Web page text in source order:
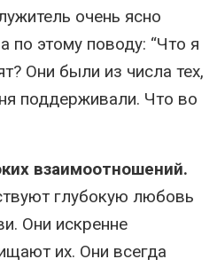
очень ясно
по этому поводу: “Что я
Они были из числа тех,
поддерживали. Что во
взаимоотношений.
глубокую любовь
Они искренне
их. Они всегда